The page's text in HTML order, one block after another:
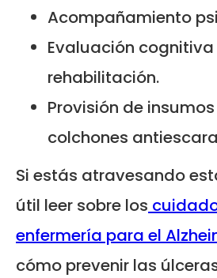
Acompañamiento
Evaluación
rehabilitación.
Provisión de
colchones
Si estás atravesando
útil leer sobre los
enfermería para el
cómo prevenir las